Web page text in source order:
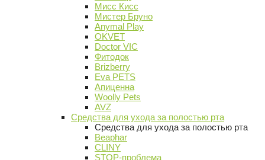
Мисс Кисс
Мистер Бруно
Anymal Play
OKVET
Doctor VIC
Фитодок
Brizberry
Eva PETS
Апиценна
Woolly Pets
AVZ
Средства для ухода за полостью рта
Средства для ухода за полостью рта
Beaphar
CLINY
STOP-проблема